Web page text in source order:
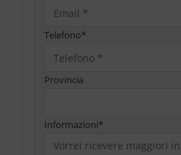
Telefono*
Provincia
Informazioni*